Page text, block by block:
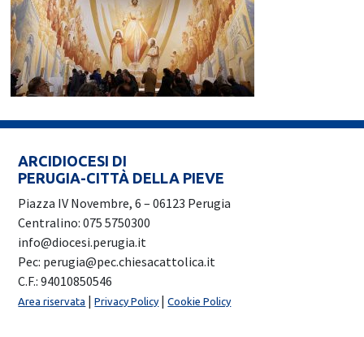
ARCIDIOCESI DI
PERUGIA-CITTÀ DELLA PIEVE
Piazza IV Novembre, 6 – 06123 Perugia
Centralino: 075 5750300
info@diocesi.perugia.it
Pec: perugia@pec.chiesacattolica.it
C.F.: 94010850546
Area riservata |Privacy Policy |Cookie Policy